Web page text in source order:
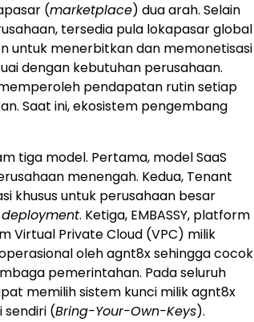
(marketplace) dua arah. Selain
tersedia pula lokapasar global
untuk menerbitkan dan memonetisasi
dengan kebutuhan perusahaan.
pendapatan rutin setiap
Saat ini, ekosistem pengembang
tiga model. Pertama, model SaaS
menengah. Kedua, Tenant
khusus untuk perusahaan besar
. Ketiga, EMBASSY, platform
Virtual Private Cloud (VPC) milik
oleh agnt8x sehingga cocok
pemerintahan. Pada seluruh
memilih sistem kunci milik agnt8x
(Bring-Your-Own-Keys).